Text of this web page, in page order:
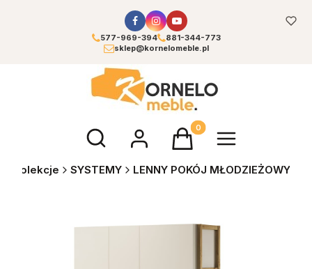
577-969-394
881-344-773
sklep@kornelomeble.pl
Otwórz wyszukiwarkęProdukty w koszyku: 0.
Kolekcje SYSTEMY LENNY POKÓJ MŁODZIEŻOWY